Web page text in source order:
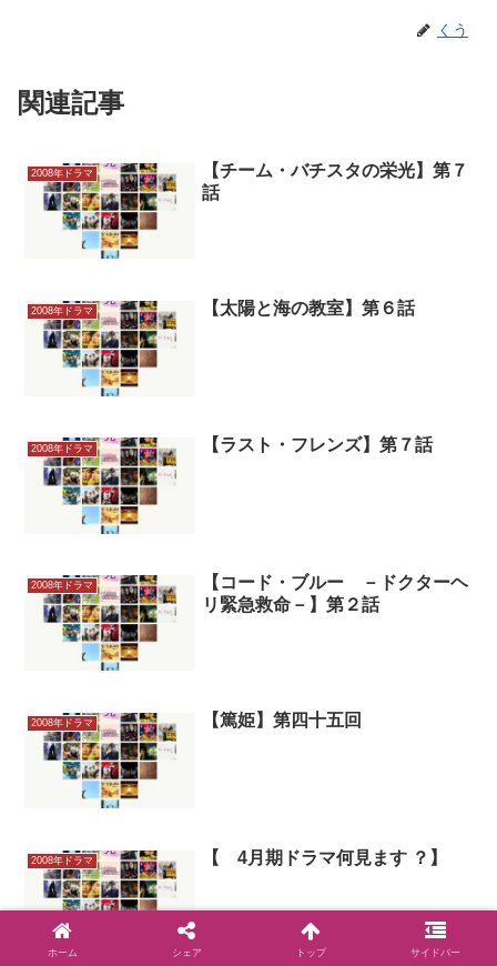
くう
関連記事
2008年ドラマ
【チーム・バチスタの栄光】第７
話
2008年ドラマ 【太陽と海の教室】第６話
2008年ドラマ 【ラスト・フレンズ】第７話
2008年ドラマ
【コード・ブルー －ドクターヘ
リ緊急救命－】第２話
2008年ドラマ 【篤姫】第四十五回
2008年ドラマ 【 4月期ドラマ何見ます ？】
ホーム シェア トップ サイドバー